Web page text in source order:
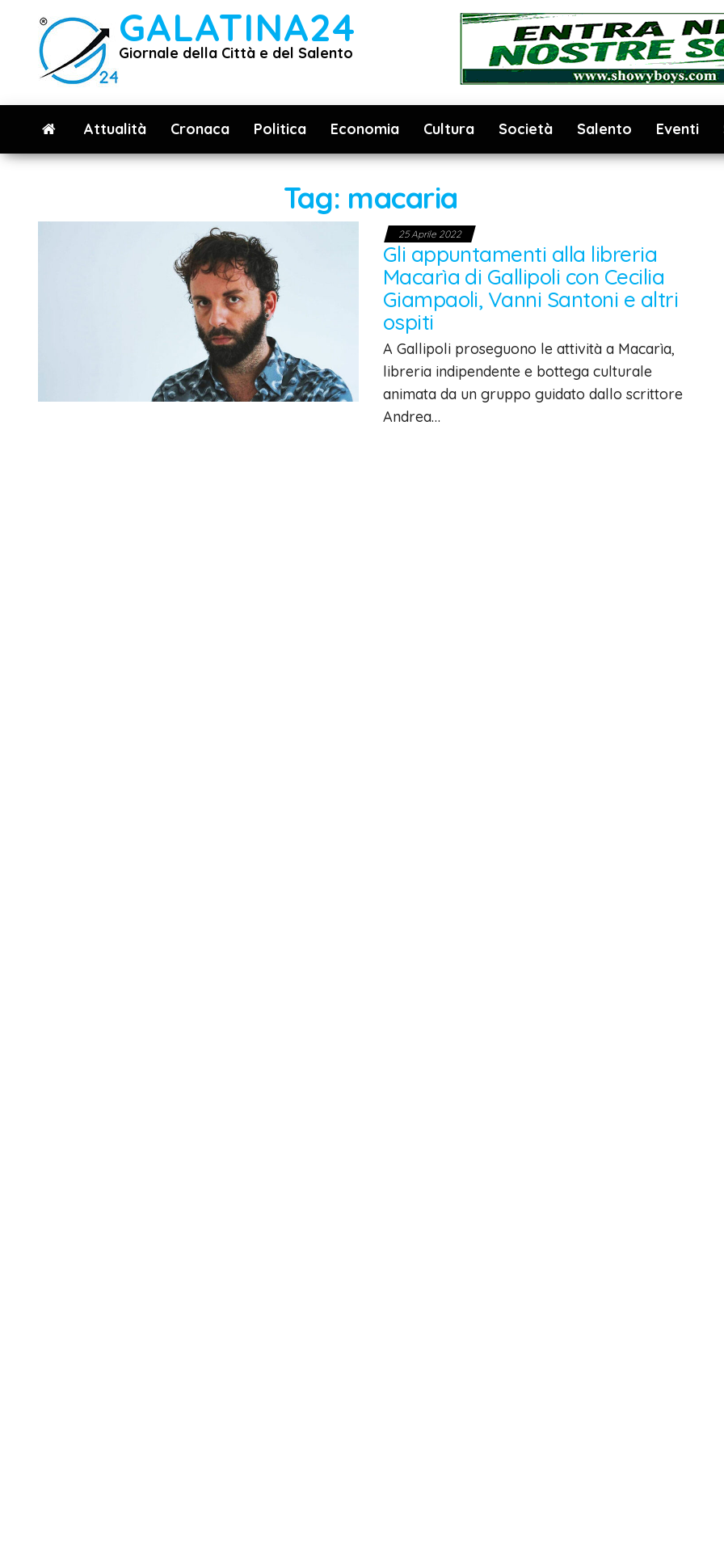
contenuto
GALATINA24
Giornale della Città e del Salento
Attualità Cronaca Politica Economia Cultura Società Salento Eventi
Tag: macaria
25 Aprile 2022
Gli appuntamenti alla libreria
Macarìa di Gallipoli con Cecilia
Giampaoli, Vanni Santoni e altri
ospiti
A Gallipoli proseguono le attività a Macarìa,
libreria indipendente e bottega culturale
animata da un gruppo guidato dallo scrittore
Andrea…